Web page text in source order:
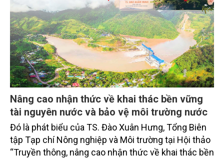
Nâng cao nhận thức về khai thác bền vững
tài nguyên nước và bảo vệ môi trường nước
Đó là phát biểu của TS. Đào Xuân Hưng, Tổng Biên
tập Tạp chí Nông nghiệp và Môi trường tại Hội thảo
“Truyền thông, nâng cao nhận thức về khai thác bền